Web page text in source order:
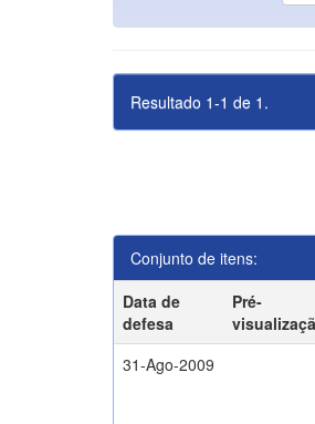
Resultado 1-1 de 1.
Conjunto de itens:
Data de
defesa
Pré-
31-Ago-2009